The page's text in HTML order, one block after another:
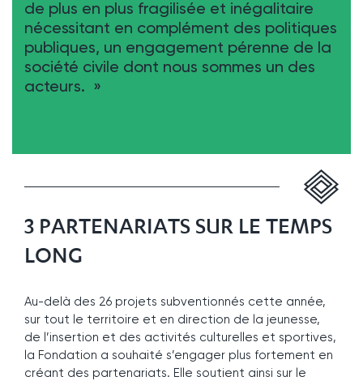
de plus en plus fragilisée et inégalitaire
nécessitant en complément des politiques
publiques, un engagement pérenne de la
société civile dont nous sommes un des
acteurs. »
3 PARTENARIATS SUR LE TEMPS
LONG
Au-delà des 26 projets subventionnés cette année,
sur tout le territoire et en direction de la jeunesse,
de l’insertion et des activités culturelles et sportives,
la Fondation a souhaité s’engager plus fortement en
créant des partenariats. Elle soutient ainsi sur le